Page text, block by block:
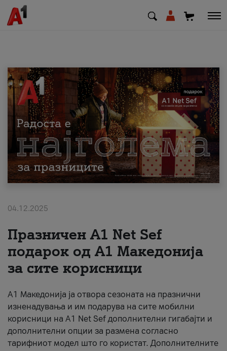
МК EN SQ
Приватни Деловни
Поддршка
Надополни кредит
За нас
#ПодобарОнлајн
04.12.2025
Празничен A1 Net Sеf
подарок од А1 Македонија
за сите корисници
А1 Македонија ја отвора сезоната на празнични
изненадувања и им подарува на сите мобилни
корисници на A1 Net Sef дополнителни гигабајти и
дополнителни опции за размена согласно
тарифниот модел што го користат. Дополнителните